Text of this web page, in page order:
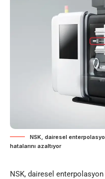
NSK, dairesel
hatalarını azaltıyor
NSK, dairesel enterpolasyon